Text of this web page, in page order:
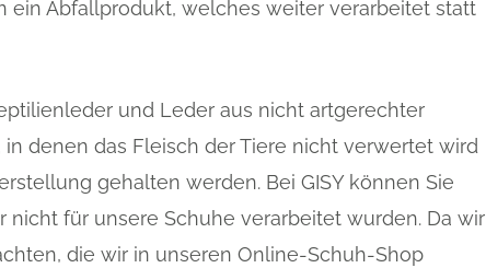
ein Abfallprodukt, welches weiter verarbeitet statt
und Leder aus nicht artgerechter
denen das Fleisch der Tiere nicht verwertet wird
gehalten werden. Bei GISY können Sie
nicht für unsere Schuhe verarbeitet wurden. Da wir
die wir in unseren Online-Schuh-Shop